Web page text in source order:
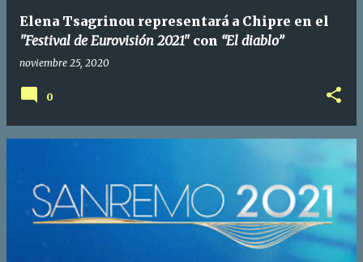
Elena Tsagrinou representará a Chipre en el
"Festival de Eurovisión 2021"con “El diablo”
noviembre 25, 2020
0